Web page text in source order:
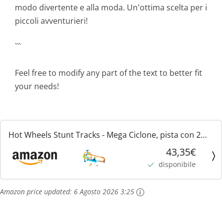
modo divertente e alla moda. Un'ottima scelta per i
piccoli avventurieri!
```
Feel free to modify any part of the text to better fit
your needs!
Hot Wheels Stunt Tracks - Mega Ciclone, pista con 2
giri della morte e 2 zone di scontro, con veicolo incluso
e collegabile con sistema Speed Snap, 4+ anni,...
43,35€
disponibile
Amazon price updated: 6 Agosto 2026 3:25